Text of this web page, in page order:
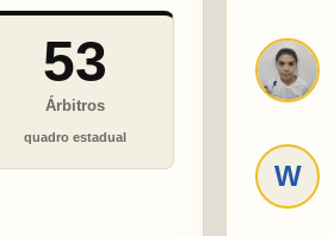
53
Árbitros
quadro estadual
M
W